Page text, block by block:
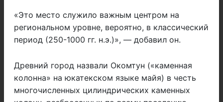
«Это место служило важным центром на
региональном уровне, вероятно, в классический
период (250-1000 гг. н.э.)», — добавил он.
Древний город назвали Окомтун («каменная
колонна» на юкатекском языке майя) в честь
многочисленных цилиндрических каменных